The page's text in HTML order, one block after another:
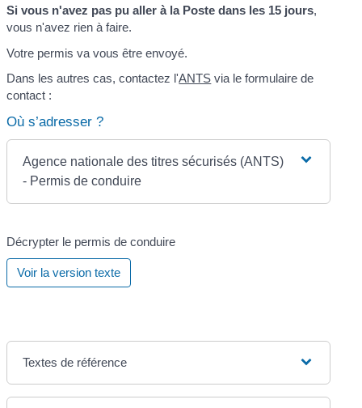
Si vous n'avez pas pu aller à la Poste dans les 15 jours,
vous n'avez rien à faire.
Votre permis va vous être envoyé.
Dans les autres cas, contactez l'ANTS via le formulaire de
contact :
Où s’adresser ?
Agence nationale des titres sécurisés (ANTS)
- Permis de conduire
Décrypter le permis de conduire
Voir la version texte
Textes de référence